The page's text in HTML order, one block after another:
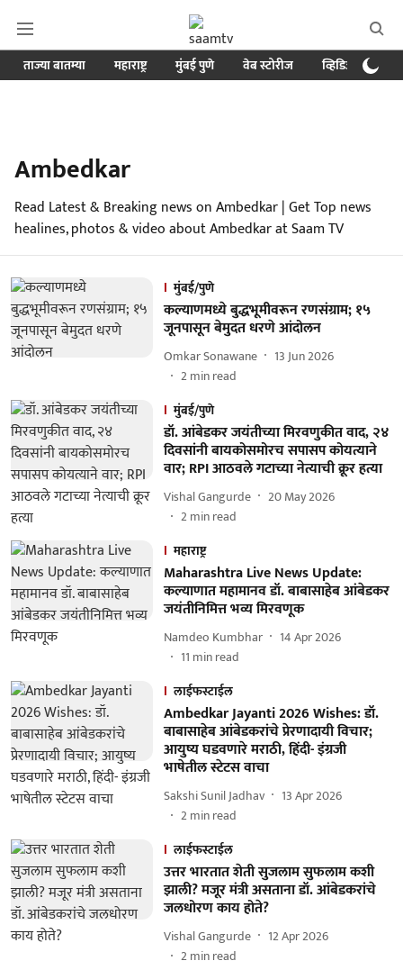
ताज्या बातम्या महाराष्ट्र मुंबई पुणे वेब स्टोरीज व्हिडिओ
Ambedkar
Read Latest & Breaking news on Ambedkar | Get Top news
healines, photos & video about Ambedkar at Saam TV
मुंबई/पुणे
कल्याणमध्ये बुद्धभूमीवरून रणसंग्राम; १५
जूनपासून बेमुदत धरणे आंदोलन
Omkar Sonawane
13 Jun 2026
2min read
मुंबई/पुणे
डॉ. आंबेडकर जयंतीच्या मिरवणुकीत वाद, २४
दिवसांनी बायकोसमोरच सपासप कोयत्याने
वार; RPI आठवले गटाच्या नेत्याची क्रूर हत्या
Vishal Gangurde
20 May 2026
2min read
महाराष्ट्र
Maharashtra Live News Update:
कल्याणात महामानव डॉ. बाबासाहेब आंबेडकर
जयंतीनिमित्त भव्य मिरवणूक
Namdeo Kumbhar
14 Apr 2026
11 min read
लाईफस्टाईल
Ambedkar Jayanti 2026 Wishes: डॉ.
बाबासाहेब आंबेडकरांचे प्रेरणादायी विचार;
आयुष्य घडवणारे मराठी, हिंदी- इंग्रजी
भाषेतील स्टेटस वाचा
Sakshi Sunil Jadhav
13 Apr 2026
2min read
लाईफस्टाईल
उत्तर भारतात शेती सुजलाम सुफलाम कशी
झाली? मजूर मंत्री असताना डॉ. आंबेडकरांचे
जलधोरण काय होते?
Vishal Gangurde
12 Apr 2026
2min read